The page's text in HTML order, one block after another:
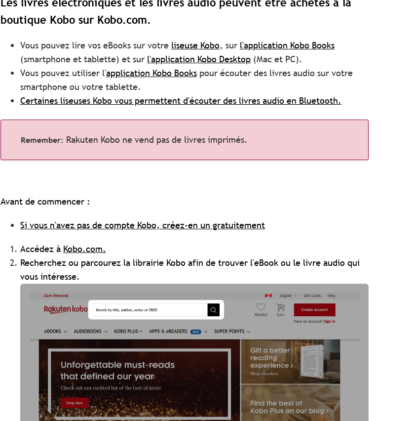
Les livres électroniques et les livres audio peuvent être achetés à la
boutique Kobo sur Kobo.com.
Vous pouvez lire vos eBooks sur votre liseuse Kobo, sur l'application Kobo Books
(smartphone et tablette) et sur l'application Kobo Desktop (Mac et PC).
Vous pouvez utiliser l'application Kobo Books pour écouter des livres audio sur votre
smartphone ou votre tablette.
Certaines liseuses Kobo vous permettent d'écouter des livres audio en Bluetooth.
Rakuten Kobo ne vend pas de livres imprimés.
Avant de commencer :
Si vous n'avez pas de compte Kobo, créez-en un gratuitement
Accédez à Kobo.com.
Recherchez ou parcourez la librairie Kobo afin de trouver l'eBook ou le livre audio qui
vous intéresse.